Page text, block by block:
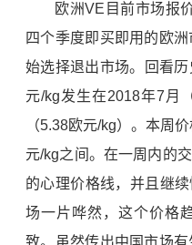
欧洲VE目前市场报
四个季度即买即用的欧
始选择退出市场。回看
元/kg发生在2018年7月
（5.38欧元/kg）。本周
元/kg之间。在一周内的
的心理价格线，并且继
场一片哗然，这个价格
致。虽然传出中国市场